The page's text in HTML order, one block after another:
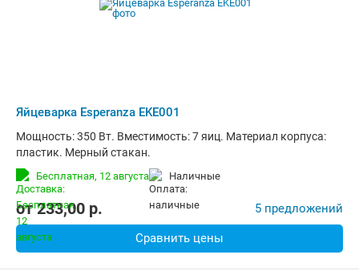
Яйцеварка Esperanza EKE001
Мощность: 350 Вт. Вместимость: 7 яиц. Материал корпуса:
пластик. Мерный стакан.
Бесплатная, 12 августа наличные
от233,00 p. 5 предложений
Сравнить цены